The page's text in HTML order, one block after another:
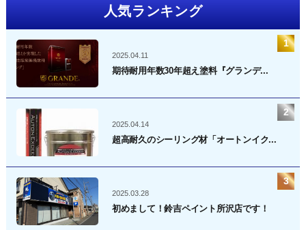
人気ランキング
2025.04.11
期待耐用年数30年超え塗料『グランデ...
2025.04.14
超高耐久のシーリング材「オートンイク...
2025.03.28
初めまして！鈴吉ペイント所沢店です！